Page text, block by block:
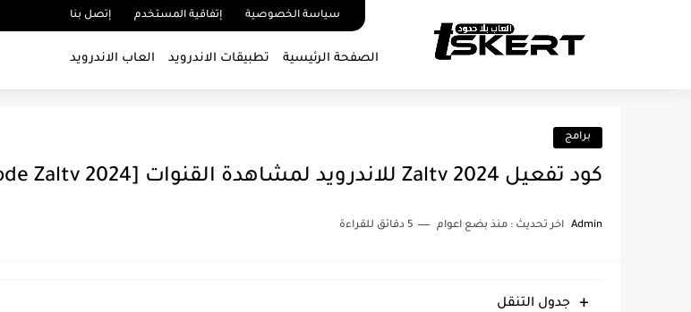
سياسة الخصوصية إتفاقية المستخدم إتصل بنا
الصفحة الرئيسية تطبيقات الاندرويد العاب الاندرويد
برامج
كود تفعيل Zaltv 2024 للاندرويد لمشاهدة القنوات [Code Zaltv 2024]
Admin اخر تحديث : منذ بضع اعوام 5 دقائق للقراءة
جدول التنقل